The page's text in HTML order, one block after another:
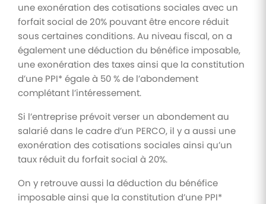
une exonération des cotisations sociales avec un
forfait social de 20% pouvant être encore réduit
sous certaines conditions. Au niveau fiscal, on a
également une déduction du bénéfice imposable,
une exonération des taxes ainsi que la constitution
d’une PPI* égale à 50 % de l’abondement
complétant l’intéressement.
Si l’entreprise prévoit verser un abondement au
salarié dans le cadre d’un PERCO, il y a aussi une
exonération des cotisations sociales ainsi qu’un
taux réduit du forfait social à 20%.
On y retrouve aussi la déduction du bénéfice
imposable ainsi que la constitution d’une PPI*